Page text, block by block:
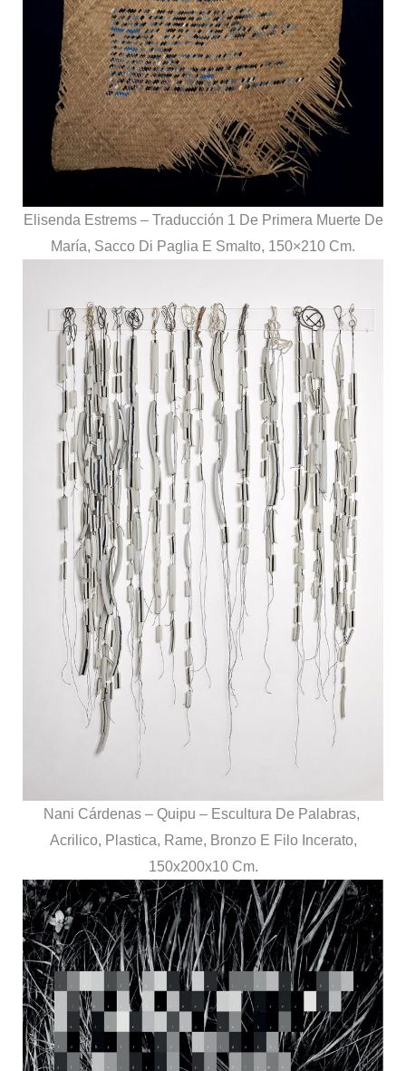
Elisenda Estrems – Traducción 1 De Primera Muerte De
María, Sacco Di Paglia E Smalto, 150×210 Cm.
Nani Cárdenas – Quipu – Escultura De Palabras,
Acrilico, Plastica, Rame, Bronzo E Filo Incerato,
150x200x10 Cm.